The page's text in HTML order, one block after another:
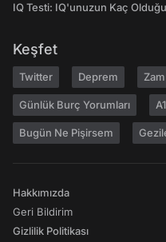
IQ Testi: IQ'unuzun Kaç
Keşfet
Twitter Deprem Zam
Günlük Burç Yorumları
Bugün Ne Pişirsem
Hakkımızda
Geri Bildirim
Gizlilik Politikası